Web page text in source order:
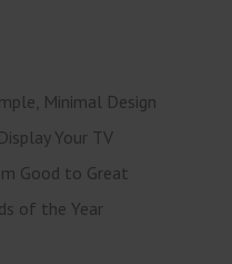
Minimal Design
Your TV
Good to Great
of the Year